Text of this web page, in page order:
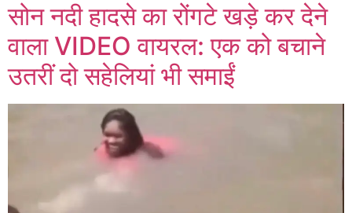
सोन नदी हादसे का रोंगटे खड़े कर देने
वाला VIDEO वायरल: एक को बचाने
उतरीं दो सहेलियां भी समाईं